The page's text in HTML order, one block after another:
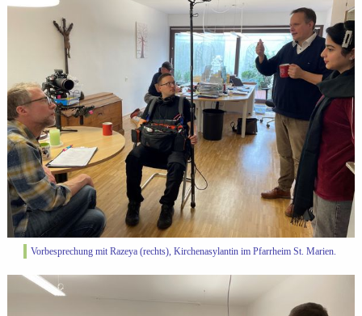
Vorbesprechung mit Razeya (rechts), Kirchenasylantin im Pfarrheim St. Marien.